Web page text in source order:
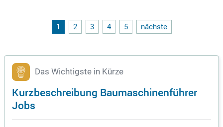
1 2 3 4 5 nächste
Das Wichtigste in Kürze
Kurzbeschreibung Baumaschinenführer
Jobs